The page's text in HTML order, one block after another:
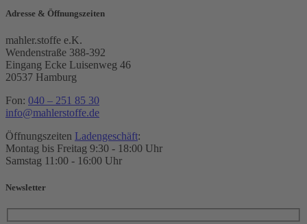
Adresse & Öffnungszeiten
mahler.stoffe e.K.
Wendenstraße 388-392
Eingang Ecke Luisenweg 46
20537 Hamburg
Fon: 040 – 251 85 30
info@mahlerstoffe.de
Öffnungszeiten Ladengeschäft:
Montag bis Freitag 9:30 - 18:00 Uhr
Samstag 11:00 - 16:00 Uhr
Newsletter